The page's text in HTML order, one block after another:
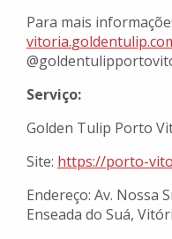
Para mais
vitoria.
Serviço:
Golden Tulip Porto
Site: https://porto-
Endereço: Av. Nossa
Enseada do Suá,